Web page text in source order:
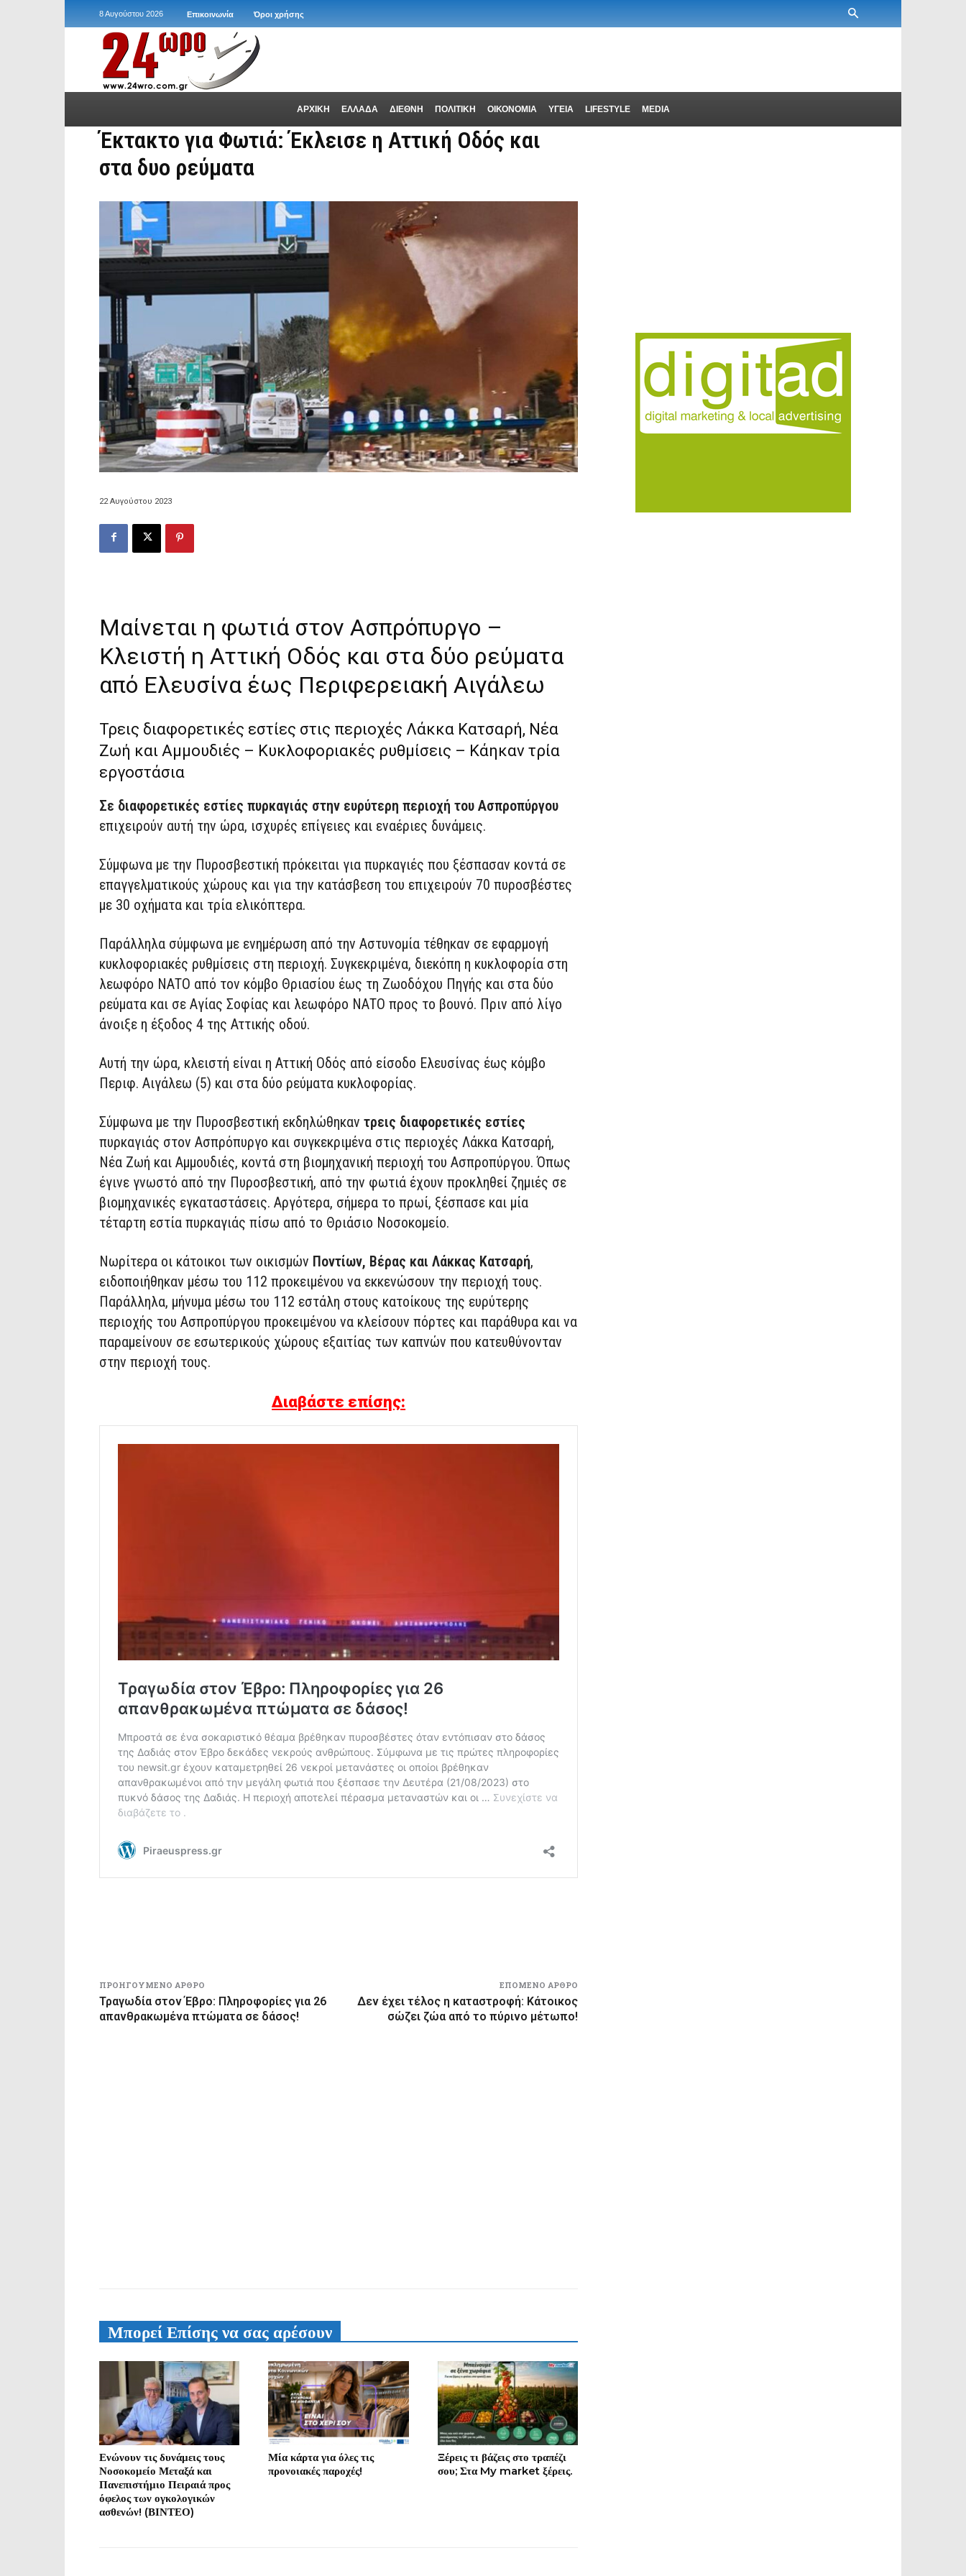
8 Αυγούστου 2026 Επικοινωνία Όροι χρήσης
ΑΡΧΙΚΗ ΕΛΛΑΔΑ ΔΙΕΘΝΗ ΠΟΛΙΤΙΚΗ ΟΙΚΟΝΟΜΙΑ ΥΓΕΙΑ LIFESTYLE MEDIA
Έκτακτο για Φωτιά: Έκλεισε η Αττική Οδός και
στα δυο ρεύματα
22 Αυγούστου 2023
Μαίνεται η φωτιά στον Ασπρόπυργο –
Κλειστή η Αττική Οδός και στα δύο ρεύματα
από Ελευσίνα έως Περιφερειακή Αιγάλεω
Τρεις διαφορετικές εστίες στις περιοχές Λάκκα Κατσαρή, Νέα
Ζωή και Αμμουδιές – Κυκλοφοριακές ρυθμίσεις – Κάηκαν τρία
εργοστάσια
Σε διαφορετικές εστίες πυρκαγιάς στην ευρύτερη περιοχή του Ασπροπύργου
επιχειρούν αυτή την ώρα, ισχυρές επίγειες και εναέριες δυνάμεις.
Σύμφωνα με την Πυροσβεστική πρόκειται για πυρκαγιές που ξέσπασαν κοντά σε
επαγγελματικούς χώρους και για την κατάσβεση του επιχειρούν 70 πυροσβέστες
με 30 οχήματα και τρία ελικόπτερα.
Παράλληλα σύμφωνα με ενημέρωση από την Αστυνομία τέθηκαν σε εφαρμογή
κυκλοφοριακές ρυθμίσεις στη περιοχή. Συγκεκριμένα, διεκόπη η κυκλοφορία στη
λεωφόρο ΝΑΤΟ από τον κόμβο Θριασίου έως τη Ζωοδόχου Πηγής και στα δύο
ρεύματα και σε Αγίας Σοφίας και λεωφόρο ΝΑΤΟ προς το βουνό. Πριν από λίγο
άνοιξε η έξοδος 4 της Αττικής οδού.
Αυτή την ώρα, κλειστή είναι η Αττική Οδός από είσοδο Ελευσίνας έως κόμβο
Περιφ. Αιγάλεω (5) και στα δύο ρεύματα κυκλοφορίας.
Σύμφωνα με την Πυροσβεστική εκδηλώθηκαν τρεις διαφορετικές εστίες
πυρκαγιάς στον Ασπρόπυργο και συγκεκριμένα στις περιοχές Λάκκα Κατσαρή,
Νέα Ζωή και Αμμουδιές, κοντά στη βιομηχανική περιοχή του Ασπροπύργου. Όπως
έγινε γνωστό από την Πυροσβεστική, από την φωτιά έχουν προκληθεί ζημιές σε
βιομηχανικές εγκαταστάσεις. Αργότερα, σήμερα το πρωί, ξέσπασε και μία
τέταρτη εστία πυρκαγιάς πίσω από το Θριάσιο Νοσοκομείο.
Νωρίτερα οι κάτοικοι των οικισμών Ποντίων, Βέρας και Λάκκας Κατσαρή,
ειδοποιήθηκαν μέσω του 112 προκειμένου να εκκενώσουν την περιοχή τους.
Παράλληλα, μήνυμα μέσω του 112 εστάλη στους κατοίκους της ευρύτερης
περιοχής του Ασπροπύργου προκειμένου να κλείσουν πόρτες και παράθυρα και να
παραμείνουν σε εσωτερικούς χώρους εξαιτίας των καπνών που κατευθύνονταν
στην περιοχή τους.
Διαβάστε επίσης:
ΠΡΟΗΓΟΎΜΕΝΟ ΆΡΘΡΟ
Τραγωδία στον Έβρο: Πληροφορίες για 26
απανθρακωμένα πτώματα σε δάσος!
ΕΠΌΜΕΝΟ ΆΡΘΡΟ
Δεν έχει τέλος η καταστροφή: Κάτοικος
σώζει ζώα από το πύρινο μέτωπο!
Μπορεί Επίσης να σας αρέσουν
Ενώνουν τις δυνάμεις τους
Νοσοκομείο Μεταξά και
Πανεπιστήμιο Πειραιά προς
όφελος των ογκολογικών
ασθενών! (ΒΙΝΤΕΟ)
Μία κάρτα για όλες τις
προνοιακές παροχές!
Ξέρεις τι βάζεις στο τραπέζι
σου; Στα My market ξέρεις.